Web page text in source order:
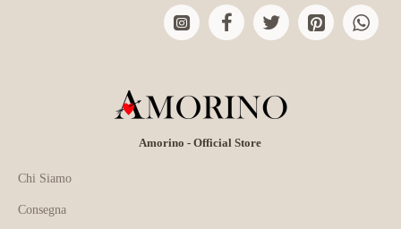
Amorino - Official Store
Chi Siamo
Consegna